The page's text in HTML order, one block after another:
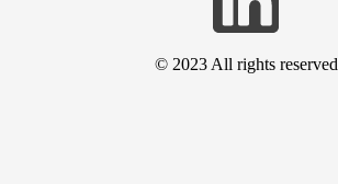
© 2023 All rights reserved